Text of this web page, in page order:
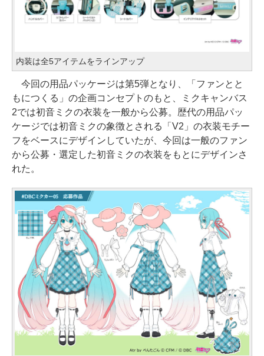
内装は全5アイテムをラインアップ
今回の用品パッケージは第5弾となり、「ファンとと
もにつくる」の企画コンセプトのもと、ミクキャンバス
2では初音ミクの衣装を一般から公募。歴代の用品パッ
ケージでは初音ミクの象徴とされる「V2」の衣装モチー
フをベースにデザインしていたが、今回は一般のファン
から公募・選定した初音ミクの衣装をもとにデザインさ
れた。